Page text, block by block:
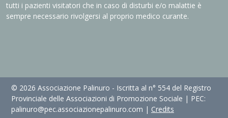
tutti i pazienti visitatori che in caso di disturbi e/o malattie è
sempre necessario rivolgersi al proprio medico curante.
© 2026 Associazione Palinuro - Iscritta al n° 554 del Registro
Provinciale delle Associazioni di Promozione Sociale | PEC:
palinuro@pec.associazionepalinuro.com | Credits